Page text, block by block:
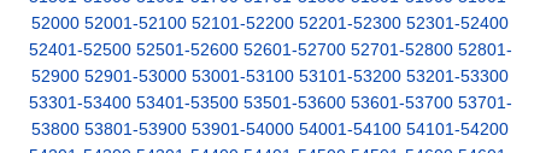
52000 52001-52100 52101-52200 52201-52300 52301-52400
52401-52500 52501-52600 52601-52700 52701-52800 52801-
52900 52901-53000 53001-53100 53101-53200 53201-53300
53301-53400 53401-53500 53501-53600 53601-53700 53701-
53800 53801-53900 53901-54000 54001-54100 54101-54200